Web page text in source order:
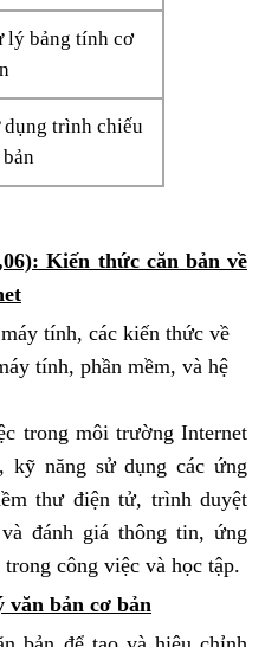
lý bảng tính cơ
dụng trình chiếu
Kiến thức căn bản về
tính, các kiến thức về
tính, phần mềm, và hệ
trong môi trường Internet
kỹ năng sử dụng các ứng
thư điện tử, trình duyệt
đánh giá thông tin, ứng
công việc và học tập.
bản cơ bản